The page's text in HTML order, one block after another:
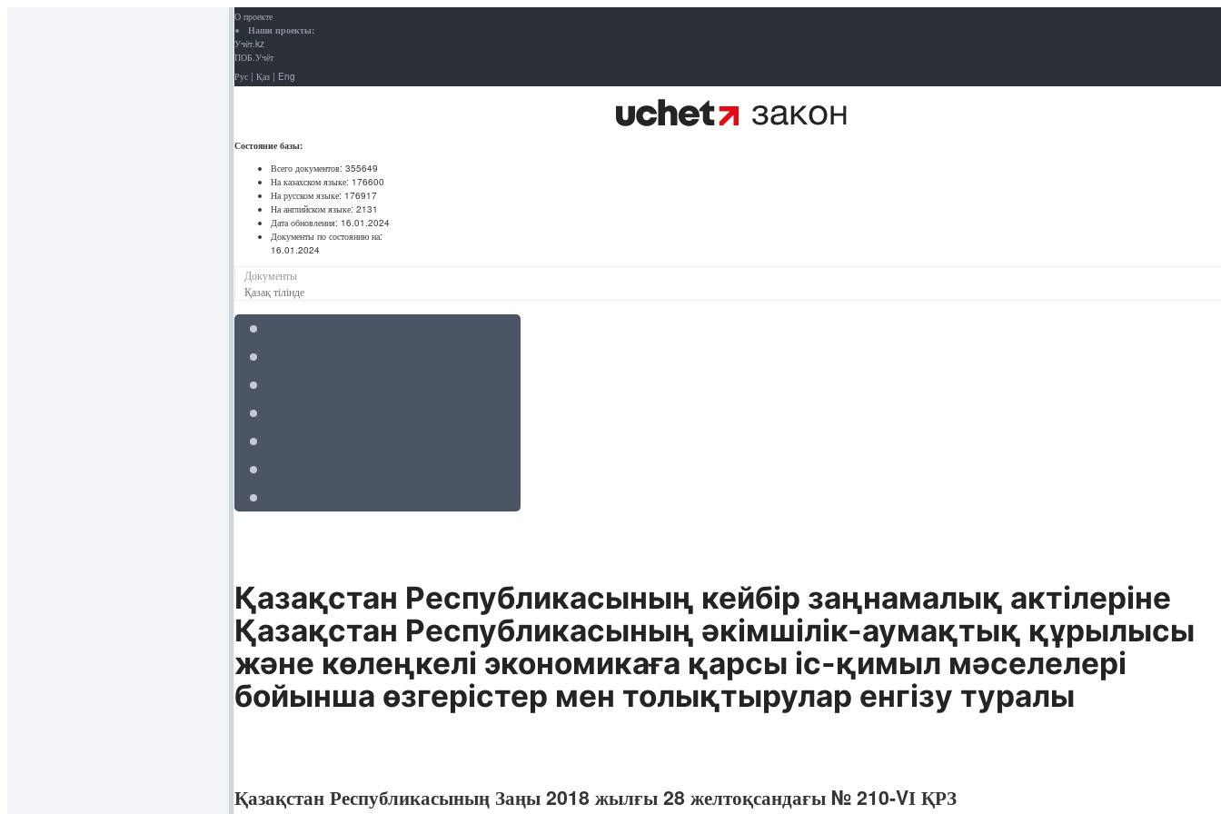
О проекте
Наши проекты:
Учёт.kz
ПОБ.Учёт
Рус | Қаз | Eng
Состояние базы:
Всего документов: 355649
На казахском языке: 176600
На русском языке: 176917
На английском языке: 2131
Дата обновления: 16.01.2024
Документы по состоянию на:
16.01.2024
Документы
Қазақ тілінде
Қазақстан Республикасының кейбір заңнамалық актілеріне
Қазақстан Республикасының әкімшілік-аумақтық құрылысы
және көлеңкелі экономикаға қарсы іс-қимыл мәселелері
бойынша өзгерістер мен толықтырулар енгізу туралы
Қазақстан Республикасының Заңы 2018 жылғы 28 желтоқсандағы № 210-VІ ҚРЗ